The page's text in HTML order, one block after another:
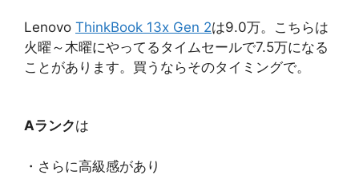
Lenovo ThinkBook 13x Gen 2は9.0万。こちらは
火曜～木曜にやってるタイムセールで7.5万になる
ことがあります。買うならそのタイミングで。
Aランクは
・さらに高級感があり